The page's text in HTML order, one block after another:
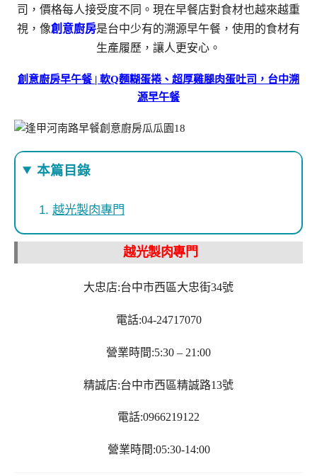
司，價格每人接受度不同。現在早餐店對食材也越來越重
視，像創意廚房是台中少有的溯源早午餐，使用的食材有
生產履歷，讓人更安心。
創意廚房早午餐 | 軟Q麵糊蛋捲、超厚雞腿肉蛋吐司，台中溯
源早午餐
本篇目錄
越光製肉專門
越光製肉專門
大忠店:台中市西區大忠街34號
電話:04-24717070
營業時間:5:30 – 21:00
精誠店:台中市西區精誠路13號
電話:0966219122
營業時間:05:30-14:00